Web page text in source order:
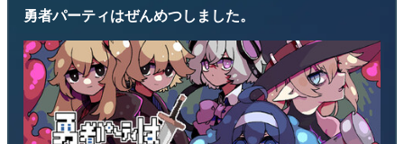
勇者パーティはぜんめつしました。